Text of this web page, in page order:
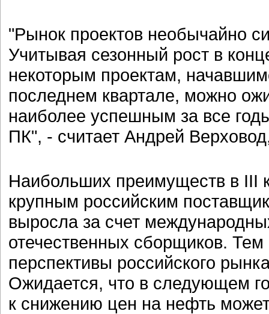
"Рынок проектов необычайно
Учитывая сезонный рост в
некоторым проектам,
последнем квартале, можно
наиболее успешным за все
ПК", - считает Андрей
Наибольших преимуществ в III
крупным российским
выросла за счет
отечественных сборщиков. Тем
перспективы российского
Ожидается, что в следующем
к снижению цен на нефть